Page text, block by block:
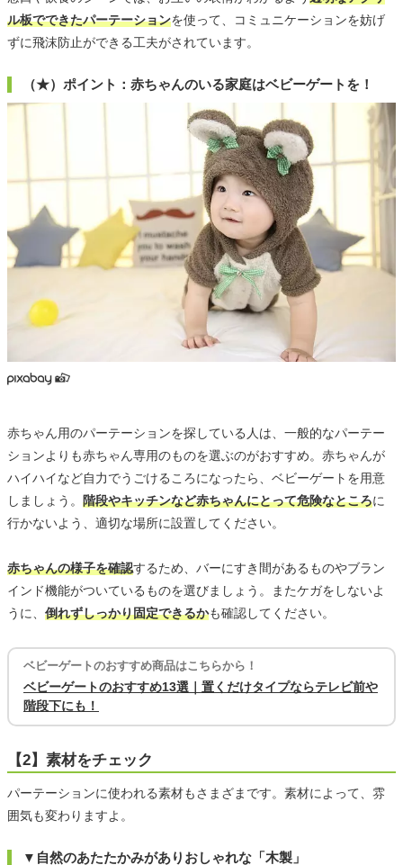
ル板でできたパーテーションを使って、コミュニケーションを妨げ
ずに飛沫防止ができる工夫がされています。
（★）ポイント：赤ちゃんのいる家庭はベビーゲートを！
赤ちゃん用のパーテーションを探している人は、一般的なパーテー
ションよりも赤ちゃん専用のものを選ぶのがおすすめ。赤ちゃんが
ハイハイなど自力でうごけるころになったら、ベビーゲートを用意
しましょう。 階段やキッチンなど赤ちゃんにとって危険なところに
行かないよう、適切な場所に設置してください。
赤ちゃんの様子を確認するため、バーにすき間があるものやブラン
インド機能がついているものを選びましょう。またケガをしないよ
うに、 倒れずしっかり固定できるかも確認してください。
ベビーゲートのおすすめ商品はこちらから！
ベビーゲートのおすすめ13選｜置くだけタイプならテレビ前や
階段下にも！
【2】素材をチェック
パーテーションに使われる素材もさまざまです。素材によって、雰
囲気も変わりますよ。
▼自然のあたたかみがありおしゃれな「木製」